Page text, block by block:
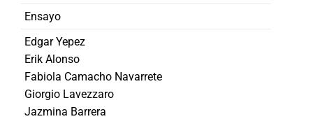
Ensayo
Edgar Yepez
Erik Alonso
Fabiola Camacho Navarrete
Giorgio Lavezzaro
Jazmina Barrera